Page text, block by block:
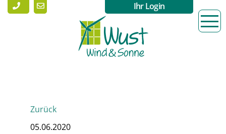
Ihr Login
Zurück
05.06.2020